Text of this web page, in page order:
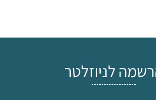
לניוזלטר